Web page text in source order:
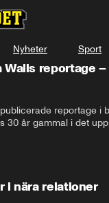
Nyheter Sport
reportage
reportage i
30 år gammal i det
i nära relationer